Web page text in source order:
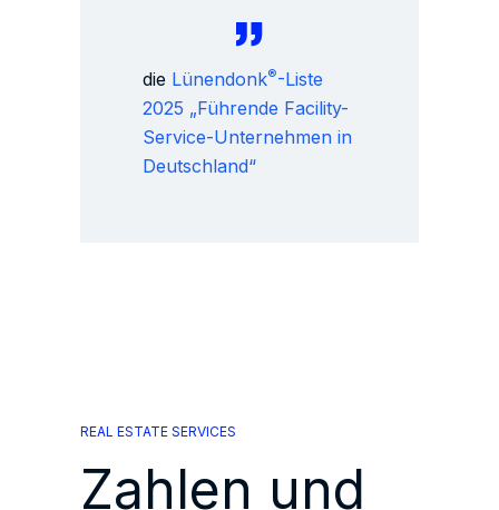
die Lünendonk®-Liste
2025 „Führende Facility-
Service-Unternehmen in
Deutschland“
REAL ESTATE SERVICES
Zahlen und